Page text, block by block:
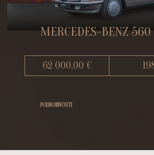
MERCEDES-BENZ 560
62 000,00 €
PODROBNOSTI